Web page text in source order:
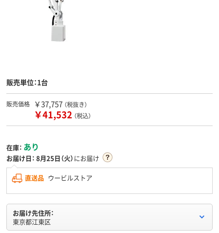
販売単位：1台
販売価格 ￥37,757 （税抜き）
￥41,532 （税込）
在庫： あり
お届け日： 8月25日（火）にお届け
直送品 ウービルストア
お届け先住所：
東京都江東区